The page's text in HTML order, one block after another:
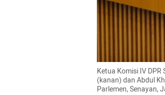
Ketua Komisi IV
(kanan) dan Abdul
Parlemen, Senayan,